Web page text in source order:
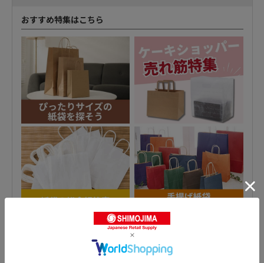
おすすめ特集はこちら